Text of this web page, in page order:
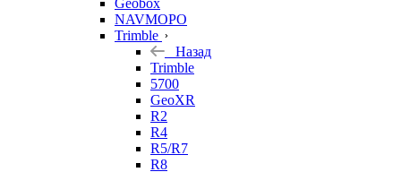
Geobox
NAVMOPO
Trimble
Назад
Trimble
5700
GeoXR
R2
R4
R5/R7
R8